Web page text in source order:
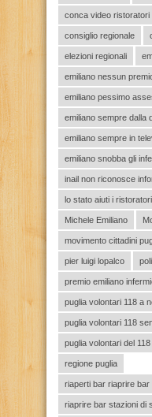
conca video ristoratori
consiglio regionale
elezioni regionali
emiliano nessun
emiliano pessimo
emiliano sempre dalla
emiliano sempre in
emiliano snobba gli
inail non riconosce
lo stato aiuti i
Michele Emiliano
movimento cittadini
pier luigi lopalco
premio emiliano
puglia volontari 118 a
puglia volontari 118
puglia volontari del
regione puglia
riaperti bar riaprire
riaprire bar stazioni di